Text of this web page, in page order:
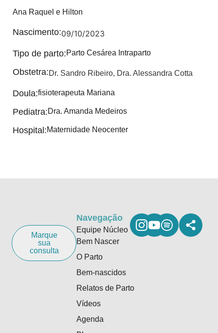
Ana Raquel e Hilton
Nascimento:09/10/2023
Tipo de parto:Parto Cesárea Intraparto
Obstetra:Dr. Sandro Ribeiro, Dra. Alessandra Cotta
Doula:fisioterapeuta Mariana
Pediatra:Dra. Amanda Medeiros
Hospital:Maternidade Neocenter
Marque
sua
consulta
Navegação
Equipe Núcleo
Bem Nascer
O Parto
Bem-nascidos
Relatos de Parto
Vídeos
Agenda